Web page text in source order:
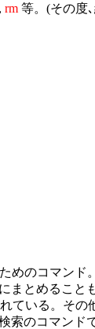
, rm 等。(その度
めのコマンド
まとめること
ている。そ
索のコマンド